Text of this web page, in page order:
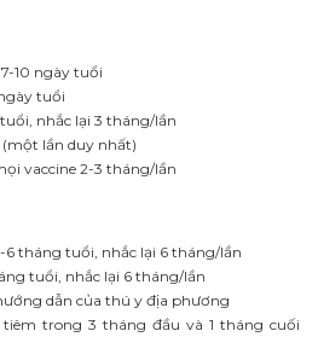
10 ngày tuổi
tuổi
nhắc lại 3 tháng/lần
lần duy nhất)
vaccine 2-3 tháng/lần
tháng tuổi, nhắc lại 6 tháng/lần
tuổi, nhắc lại 6 tháng/lần
dẫn của thú y địa phương
trong 3 tháng đầu và 1 tháng cuối